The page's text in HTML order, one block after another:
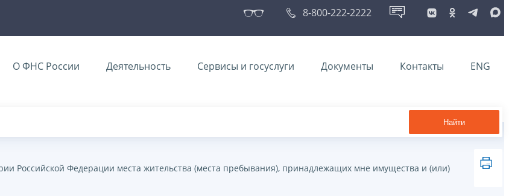
8-800-222-2222
О ФНС России Деятельность Сервисы и госуслуги Документы Контакты ENG
Найти
Российской Федерации места жительства (места пребывания), принадлежащих мне имущества и (или)